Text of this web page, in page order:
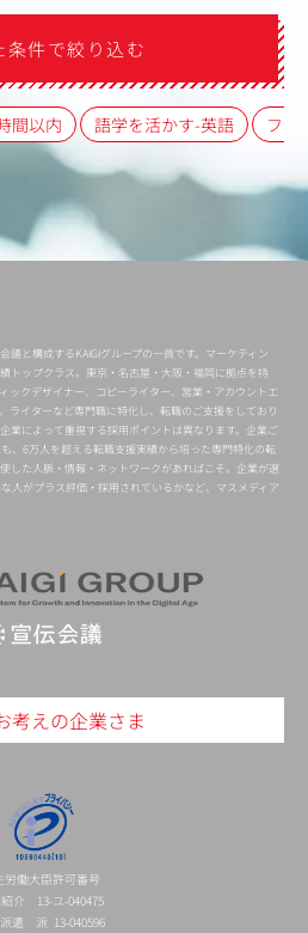
条件で絞り込む
間以内 語学を活かす-英語 フレ
議と構成するKAIGIグループの一員です。マーケティン
トップクラス。東京・名古屋・大阪・福岡に拠点を持
ックデザイナー、コピーライター、営業・アカウントエ
ライターなど専門職に特化し、転職のご支援をしており
業によって重視する採用ポイントは異なります。企業ご
、6万人を超える転職支援実績から培った専門特化の転
した人脈・情報・ネットワークがあればこそ。企業が選
人がプラス評価・採用されているかなど、マスメディア
考えの企業さま
労働大臣許可番号
紹介 13-ユ-040475
遣 派 13-040596